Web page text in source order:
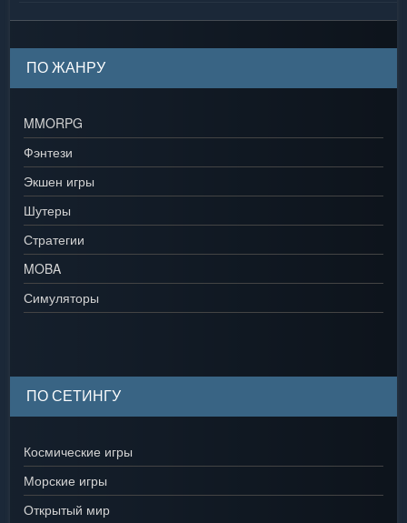
ПО ЖАНРУ
MMORPG
Фэнтези
Экшен игры
Шутеры
Стратегии
MOBA
Симуляторы
ПО СЕТИНГУ
Космические игры
Морские игры
Открытый мир